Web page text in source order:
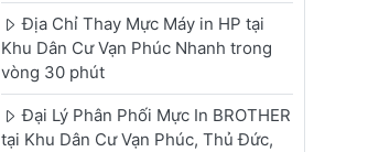
Địa Chỉ Thay Mực Máy in HP tại
Khu Dân Cư Vạn Phúc Nhanh trong
vòng 30 phút
Đại Lý Phân Phối Mực In BROTHER
tại Khu Dân Cư Vạn Phúc, Thủ Đức,